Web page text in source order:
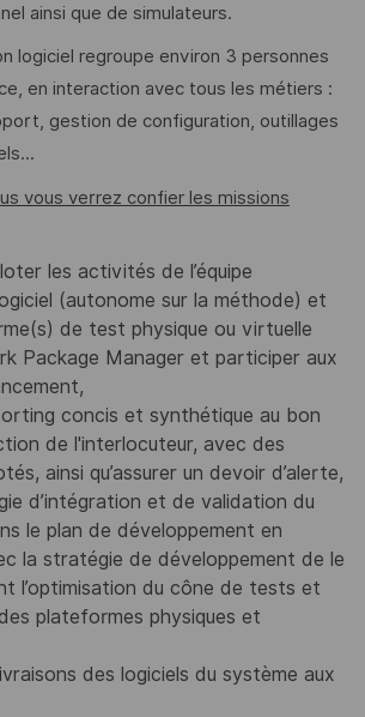
ainsi que de simulateurs.
logiciel regroupe environ 3 personnes
en interaction avec tous les métiers :
gestion de configuration, outillages
vous verrez confier les missions
les activités de l’équipe
(autonome sur la méthode) et
de test physique ou virtuelle
Package Manager et participer aux
concis et synthétique au bon
de l'interlocuteur, avec des
ainsi qu’assurer un devoir d’alerte,
d’intégration et de validation du
le plan de développement en
la stratégie de développement de le
l’optimisation du cône de tests et
plateformes physiques et
des logiciels du système aux